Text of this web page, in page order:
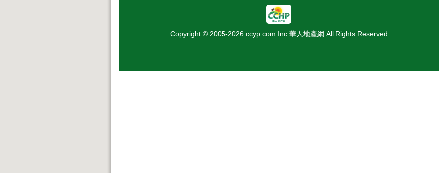
Copyright © 2005-2026 ccyp.com Inc.華人地產網 All Rights Reserved